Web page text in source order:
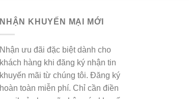
NHẬN KHUYẾN MẠI MỚI
Nhận ưu đãi đặc biệt dành cho
khách hàng khi đăng ký nhận tin
khuyến mãi từ chúng tôi. Đăng ký
hoàn toàn miễn phí. Chỉ cần điền